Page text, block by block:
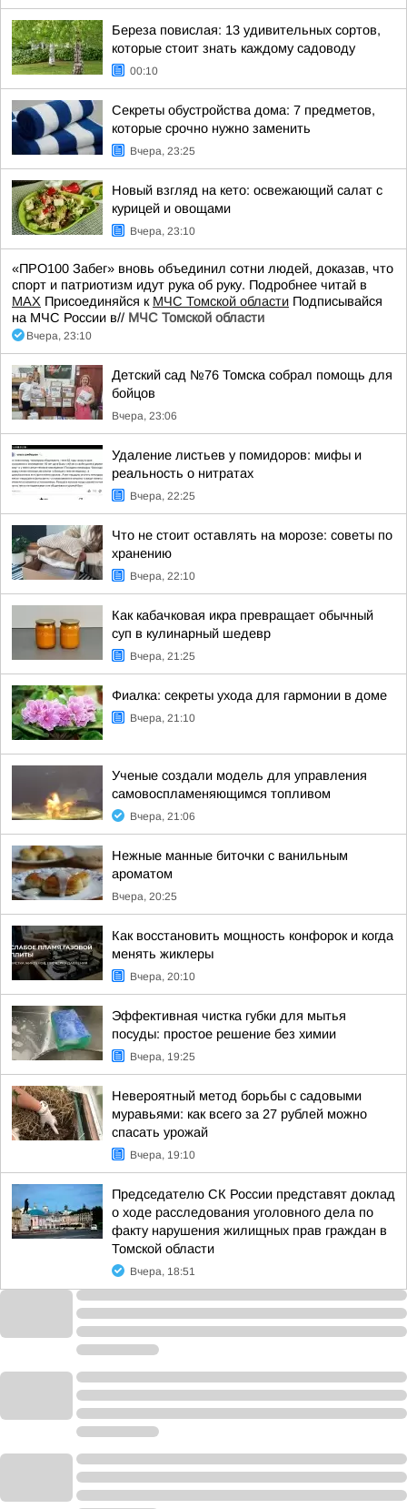
Береза повислая: 13 удивительных сортов,
которые стоит знать каждому садоводу
00:10
Секреты обустройства дома: 7 предметов,
которые срочно нужно заменить
Вчера, 23:25
Новый взгляд на кето: освежающий салат с
курицей и овощами
Вчера, 23:10
«ПРО100 Забег» вновь объединил сотни людей, доказав, что
спорт и патриотизм идут рука об руку. Подробнее читай в
МАХ Присоединяйся к МЧС Томской области Подписывайся
на МЧС России в// МЧС Томской области
Вчера, 23:10
Детский сад №76 Томска собрал помощь для
бойцов
Вчера, 23:06
Удаление листьев у помидоров: мифы и
реальность о нитратах
Вчера, 22:25
Что не стоит оставлять на морозе: советы по
хранению
Вчера, 22:10
Как кабачковая икра превращает обычный
суп в кулинарный шедевр
Вчера, 21:25
Фиалка: секреты ухода для гармонии в доме
Вчера, 21:10
Ученые создали модель для управления
самовоспламеняющимся топливом
Вчера, 21:06
Нежные манные биточки с ванильным
ароматом
Вчера, 20:25
Как восстановить мощность конфорок и когда
менять жиклеры
Вчера, 20:10
Эффективная чистка губки для мытья
посуды: простое решение без химии
Вчера, 19:25
Невероятный метод борьбы с садовыми
муравьями: как всего за 27 рублей можно
спасать урожай
Вчера, 19:10
Председателю СК России представят доклад
о ходе расследования уголовного дела по
факту нарушения жилищных прав граждан в
Томской области
Вчера, 18:51